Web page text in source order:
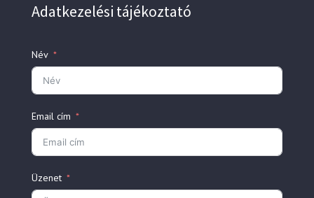
Adatkezelési tájékoztató
Név
Email cím
Üzenet